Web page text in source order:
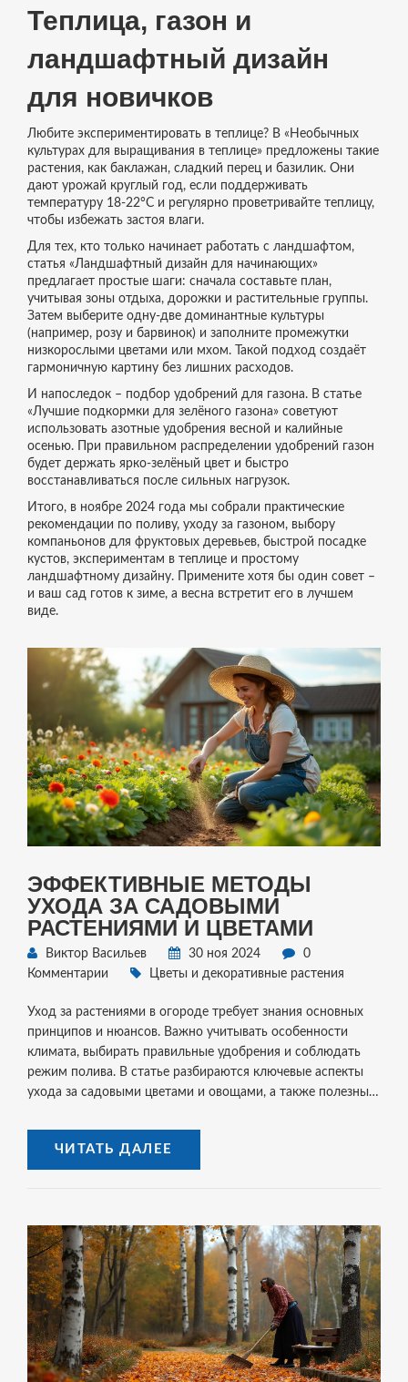
Теплица, газон и
ландшафтный дизайн
для новичков
Любите экспериментировать в теплице? В «Необычных
культурах для выращивания в теплице» предложены такие
растения, как баклажан, сладкий перец и базилик. Они
дают урожай круглый год, если поддерживать
температуру 18‑22°C и регулярно проветривайте теплицу,
чтобы избежать застоя влаги.
Для тех, кто только начинает работать с ландшафтом,
статья «Ландшафтный дизайн для начинающих»
предлагает простые шаги: сначала составьте план,
учитывая зоны отдыха, дорожки и растительные группы.
Затем выберите одну‑две доминантные культуры
(например, розу и барвинок) и заполните промежутки
низкорослыми цветами или мхом. Такой подход создаёт
гармоничную картину без лишних расходов.
И напоследок – подбор удобрений для газона. В статье
«Лучшие подкормки для зелёного газона» советуют
использовать азотные удобрения весной и калийные
осенью. При правильном распределении удобрений газон
будет держать ярко-зелёный цвет и быстро
восстанавливаться после сильных нагрузок.
Итого, в ноябре 2024 года мы собрали практические
рекомендации по поливу, уходу за газоном, выбору
компаньонов для фруктовых деревьев, быстрой посадке
кустов, экспериментам в теплице и простому
ландшафтному дизайну. Примените хотя бы один совет –
и ваш сад готов к зиме, а весна встретит его в лучшем
виде.
ЭФФЕКТИВНЫЕ МЕТОДЫ
УХОДА ЗА САДОВЫМИ
РАСТЕНИЯМИ И ЦВЕТАМИ
Виктор Васильев 30 ноя 2024
0
Комментарии
Цветы и декоративные растения
Уход за растениями в огороде требует знания основных
принципов и нюансов. Важно учитывать особенности
климата, выбирать правильные удобрения и соблюдать
режим полива. В статье разбираются ключевые аспекты
ухода за садовыми цветами и овощами, а также полезные
можно добиться обильного цветения и урожая.
ЧИТАТЬ ДАЛЕЕ